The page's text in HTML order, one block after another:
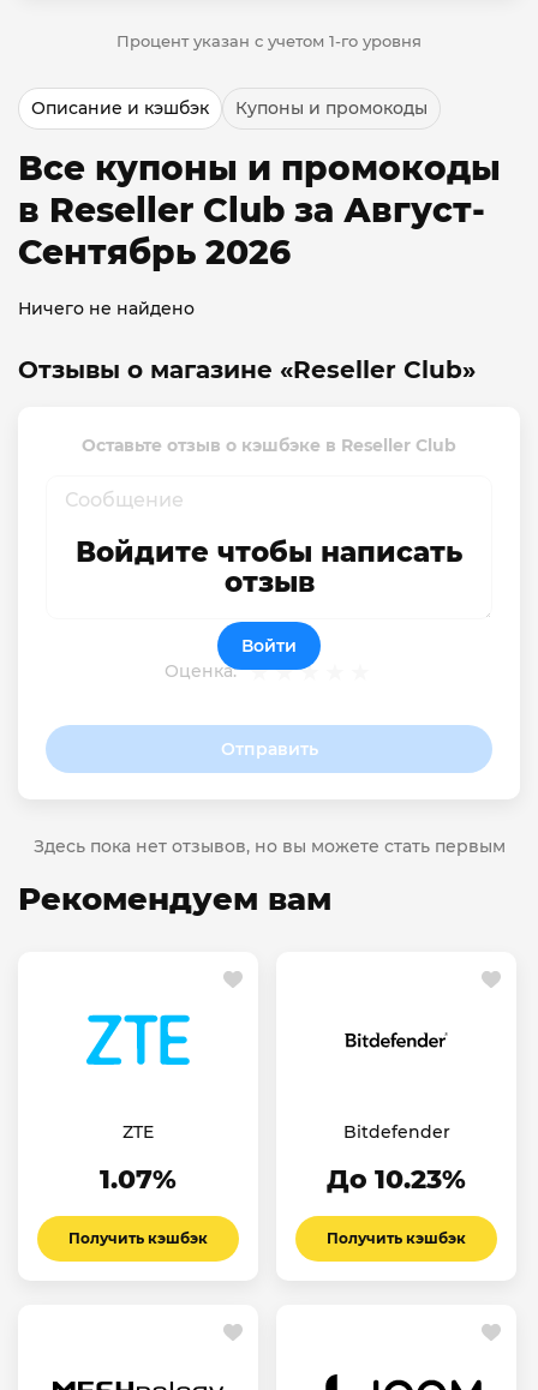
Процент указан с учетом 1-го уровня
Описание и кэшбэк Купоны и промокоды
Все купоны и промокоды
в Reseller Club за Август-
Сентябрь 2026
Ничего не найдено
Отзывы о магазине «Reseller Club»
Оставьте отзыв о кэшбэке в Reseller Club
Оценка:
Отправить
Войдите чтобы написать
отзыв
Войти
Здесь пока нет отзывов, но вы можете стать первым
Рекомендуем вам
ZTE
1.07%
Получить кэшбэк
Bitdefender
До 10.23%
Получить кэшбэк